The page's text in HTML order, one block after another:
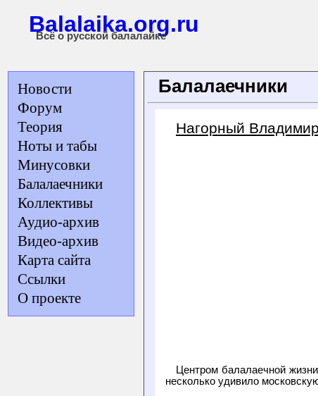
Balalaika.org.ru
Всё о русской балалайке
Новости
Форум
Теория
Ноты и табы
Минусовки
Балалаечники
Коллективы
Аудио-архив
Видео-архив
Карта сайта
Ссылки
О проекте
Балалаечники
Нагорный
Центром балалаечной
несколько удивило